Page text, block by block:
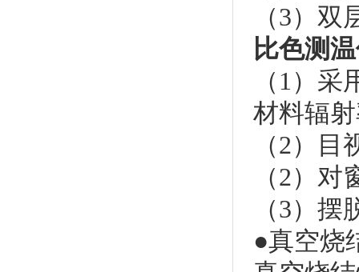
（3）
比色测
（1）
材料辐
（2）
（2）
（3）
●真空烧